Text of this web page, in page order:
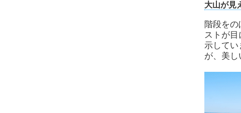
大山が見
階段を
ストが
示してい
が、美し